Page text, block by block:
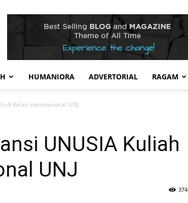
HUMANIORA ADVERTORIAL RAGAM
di Kelas Internasional UNJ
UNUSIA Kuliah
UNJ
374